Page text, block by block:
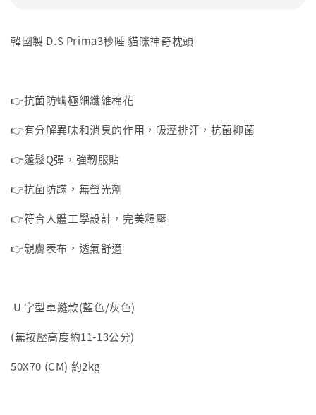
韓國製 D.S Prima3秒睡 貓咪神奇枕頭
👉抗菌防螨極細纖維棉花
👉有分解異味和消臭的作用，吸溼排汗，抗菌抑菌
👉蓬鬆Q彈，強韌服貼
👉抗菌防蹣，無螢光劑
👉符合人體工學設計，完美釋壓
👉親膚表布，透氣舒適
U 字型車縫款(藍色/灰色)
(無按壓高度約11-13公分)
50X70 (CM) 約2kg